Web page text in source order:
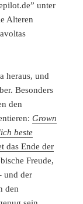
unter
Alteren
heraus, und
Besonders
den
Grown
beste
das Ende der
Freude,
und der
den